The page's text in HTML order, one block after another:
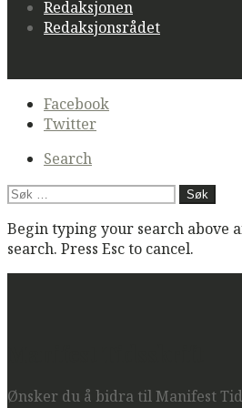
Redaksjonen
Redaksjonsrådet
Secondary
navigation
Facebook
Twitter
Search
Søk
Begin typing your search above
search. Press Esc to cancel.
Ønsker du å bidra til Manifest